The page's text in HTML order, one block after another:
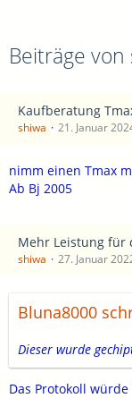
Beiträge von
Kaufberatung
shiwa 21. Januar
nimm einen Tmax
Ab Bj 2005
Mehr Leistung für
shiwa 27. Januar
Bluna8000
Dieser wurde
Das Protokoll